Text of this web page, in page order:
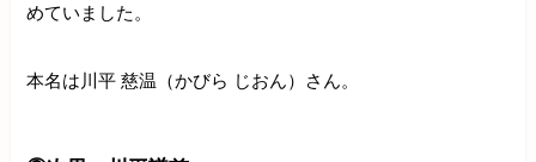
めていました。
本名は川平 慈温（かびら じおん）さん。